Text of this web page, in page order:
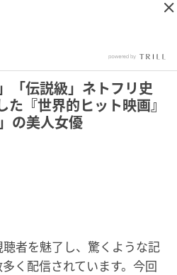
「伝説級」ネトフリ史
た『世界的ヒット映画』
の美人女優
者を魅了し、驚くような記
く配信されています。今回